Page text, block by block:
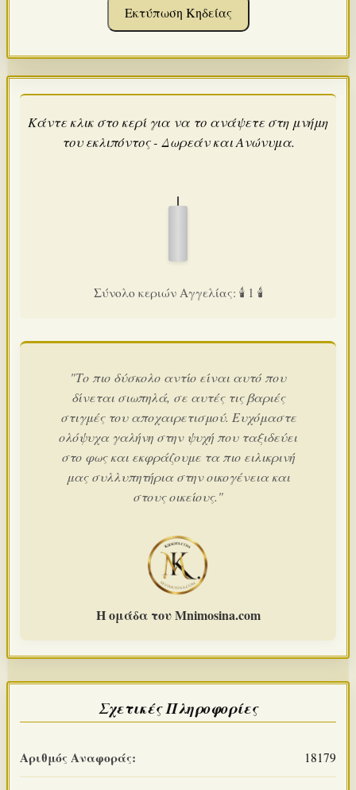
Εκτύπωση Κηδείας
Κάντε κλικ στο κερί για να το ανάψετε στη μνήμη
του εκλιπόντος - Δωρεάν και Ανώνυμα.
Σύνολο κεριών Αγγελίας: 🕯️ 1 🕯️
"Το πιο δύσκολο αντίο είναι αυτό που
δίνεται σιωπηλά, σε αυτές τις βαριές
στιγμές του αποχαιρετισμού. Ευχόμαστε
ολόψυχα γαλήνη στην ψυχή που ταξιδεύει
στο φως και εκφράζουμε τα πιο ειλικρινή
μας συλλυπητήρια στην οικογένεια και
στους οικείους."
Η ομάδα του Mnimosina.com
Σχετικές Πληροφορίες
Αριθμός Αναφοράς: 18179